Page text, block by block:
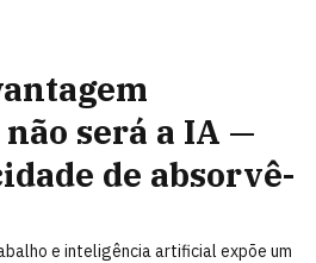
será a IA —
de absorvê-
e inteligência artificial expõe um